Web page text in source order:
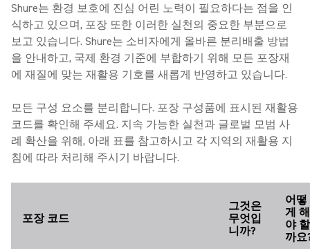
Shure는 환경 보호에 진심 어린 노력이 필요하다는 점을 인
식하고 있으며, 포장 또한 이러한 실천의 중요한 부분으로
보고 있습니다. Shure는 소비자에게 올바른 분리배출 방법
을 안내하고, 국제 환경 기준에 부합하기 위해 모든 포장재
에 재질에 맞는 재활용 기호를 새롭게 반영하고 있습니다.
모든 구성 요소를 분리합니다. 포장 구성품에 표시된 재활용
코드를 확인해 주세요. 지속 가능한 실천과 글로벌 모범 사
례 확산을 위해, 아래 표를 참고하시고 각 지역의 재활용 지
침에 따라 처리해 주시기 바랍니다.
포장 코드
그것은
무엇입
니까?
어떻
게 해
야 할
까요